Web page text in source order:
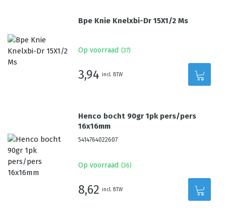
Bpe Knie Knelxbi-Dr 15X1/2 Ms
Op voorraad (37)
3,94 incl. BTW
Henco bocht 90gr 1pk pers/pers
16x16mm
5414764022607
Op voorraad (36)
8,62 incl. BTW